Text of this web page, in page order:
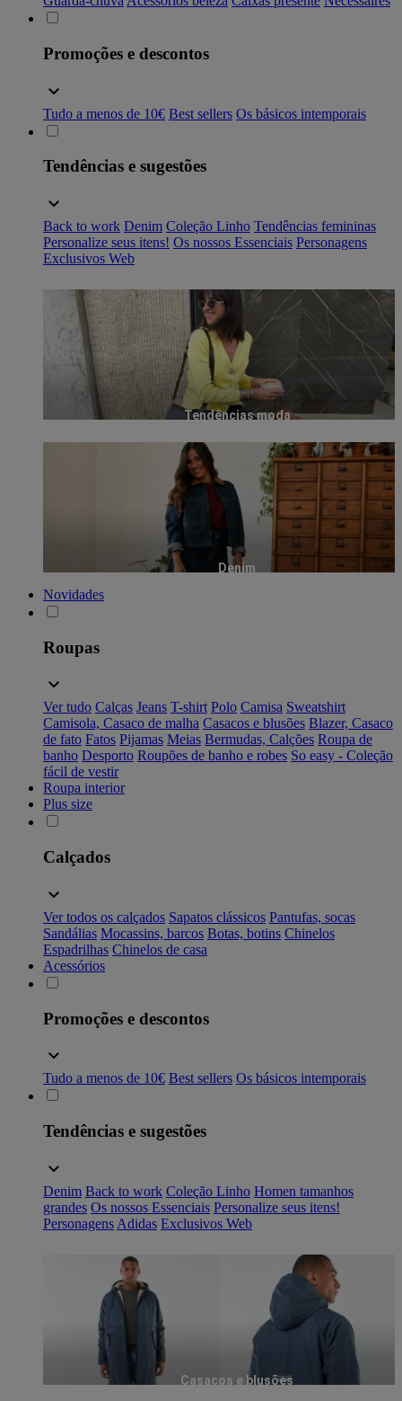
Promoções e descontos
Tudo a menos de 10€ Best sellers Os básicos intemporais
Tendências e sugestões
Back to work Denim Coleção Linho Tendências femininas
Personalize seus itens! Os nossos Essenciais Personagens
Exclusivos Web
Tendências moda
Denim
Novidades
Roupas
Ver tudo Calças Jeans T-shirt Polo Camisa Sweatshirt
Camisola, Casaco de malha Casacos e blusões Blazer, Casaco
de fato Fatos Pijamas Meias Bermudas, Calções Roupa de
banho Desporto Roupões de banho e robes So easy - Coleção
fácil de vestir
Roupa interior
Plus size
Calçados
Ver todos os calçados Sapatos clássicos Pantufas, socas
Sandálias Mocassins, barcos Botas, botins Chinelos
Espadrilhas Chinelos de casa
Acessórios
Promoções e descontos
Tudo a menos de 10€ Best sellers Os básicos intemporais
Tendências e sugestões
Denim Back to work Coleção Linho Homen tamanhos
grandes Os nossos Essenciais Personalize seus itens!
Personagens Adidas Exclusivos Web
Casacos e blusões